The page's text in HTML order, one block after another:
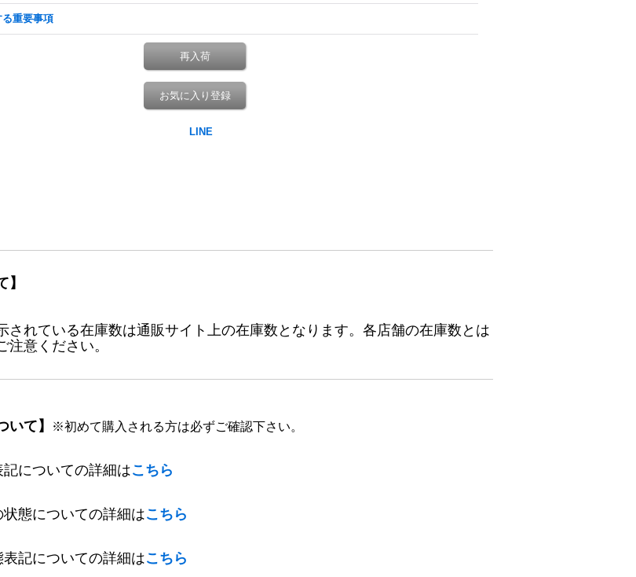
重要事項
再入荷
お気に入り登録
】
されている在庫数は通販サイト上の在庫数となります。各店舗の在庫数とは
注意ください。
いて】 ※初めて購入される方は必ずご確認下さい。
についての詳細はこちら
態についての詳細はこちら
記についての詳細はこちら